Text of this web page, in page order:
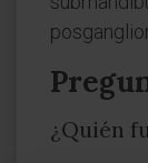
¿Quién